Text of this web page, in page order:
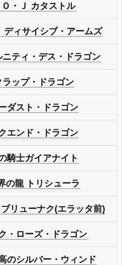
Ｏ・Ｊ カタストル
ディサイシブ・アームズ
ニティ・デス・ドラゴン
ラップ・ドラゴン
ダスト・ドラゴン
エンド・ドラゴン
騎士ガイアナイト
の龍 トリシューラ
リューナク(エラッタ前)
・ローズ・ドラゴン
のシルバー・ウィンド